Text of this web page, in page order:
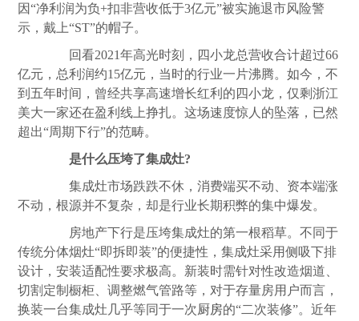
因“净利润为负+扣非营收低于3亿元”被实施退市风险警
示，戴上“ST”的帽子。
回看2021年高光时刻，四小龙总营收合计超过66
亿元，总利润约15亿元，当时的行业一片沸腾。如今，不
到五年时间，曾经共享高速增长红利的四小龙，仅剩浙江
美大一家还在盈利线上挣扎。这场速度惊人的坠落，已然
超出“周期下行”的范畴。
是什么压垮了集成灶?
集成灶市场跌跌不休，消费端买不动、资本端涨
不动，根源并不复杂，却是行业长期积弊的集中爆发。
房地产下行是压垮集成灶的第一根稻草。不同于
传统分体烟灶“即拆即装”的便捷性，集成灶采用侧吸下排
设计，安装适配性要求极高。新装时需针对性改造烟道、
切割定制橱柜、调整燃气管路等，对于存量房用户而言，
换装一台集成灶几乎等同于一次厨房的“二次装修”。近年